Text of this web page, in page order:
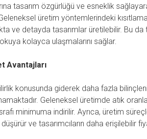
tasarım özgürlüğü ve esneklik
üretim yöntemlerindeki
ve detayda tasarımlar üretilebilir. Bu da
kolayca ulaşmalarını sağlar.
Avantajları
konusunda giderek daha fazla
Geleneksel üretimde atık
minimuma indirilir. Ayrıca, üretim
ve tasarımcıların daha erişilebilir